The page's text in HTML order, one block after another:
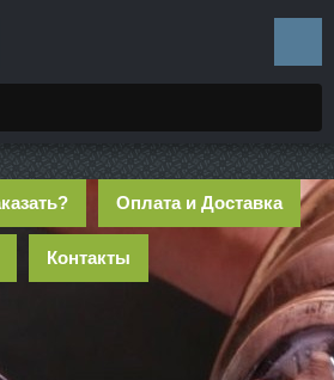
Оплата и Доставка
Контакты